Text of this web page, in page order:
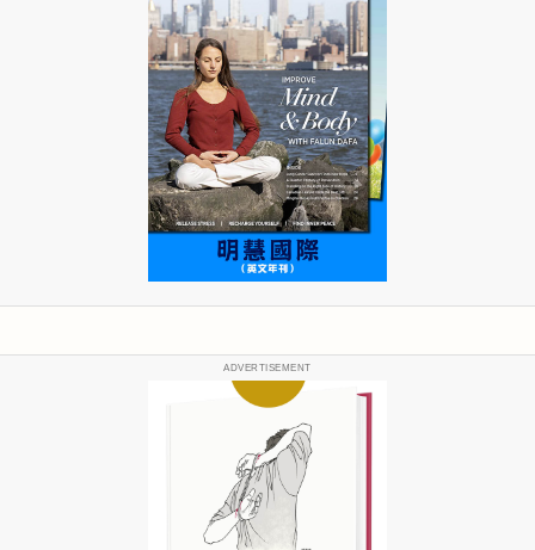
ADVERTISEMENT